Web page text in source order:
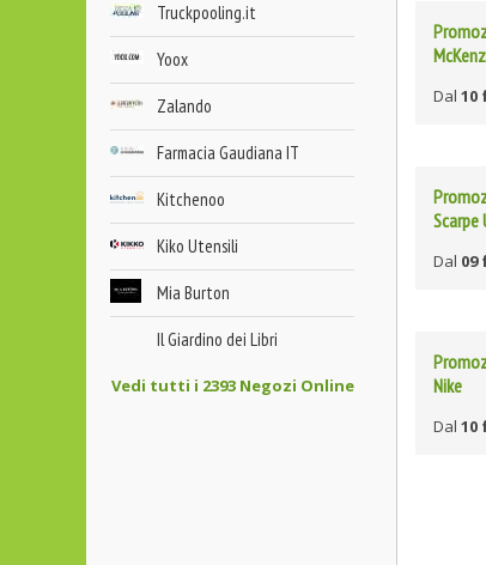
Truckpooling.it
Yoox
Zalando
Farmacia Gaudiana IT
Kitchenoo
Kiko Utensili
Mia Burton
Il Giardino dei Libri
Vedi tutti i 2393 Negozi Online
Dal 10
Scarpe
Dal 09
Nike
Dal 10